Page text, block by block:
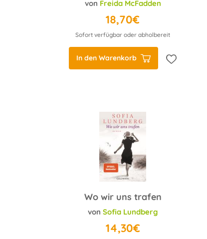
von Freida McFadden
18,70€
Sofort verfügbar oder abholbereit
In den Warenkorb
Wo wir uns trafen
von Sofia Lundberg
14,30€